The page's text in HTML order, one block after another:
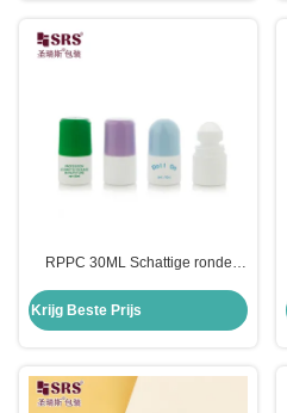
RPPC 30ML Schattige ronde
injectie aangepaste kleur
Krijg Beste Prijs